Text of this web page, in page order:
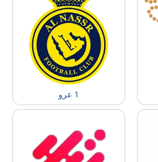
1 عرو